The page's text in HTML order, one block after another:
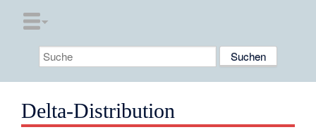
Delta-Distribution